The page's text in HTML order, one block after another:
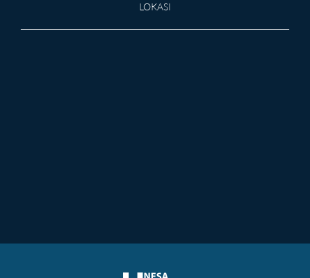
LOKASI